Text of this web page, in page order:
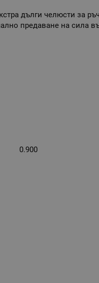
дълги челюсти за
предаване на сила
0.900